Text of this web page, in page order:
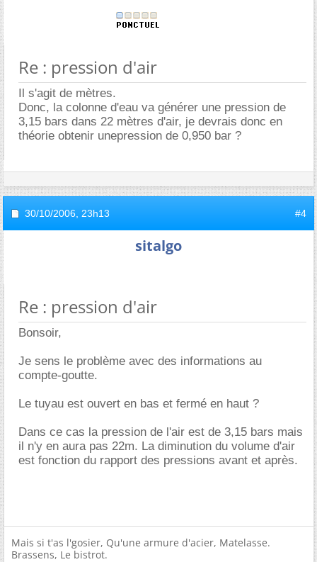
Re : pression d'air
Il s'agit de mètres.
Donc, la colonne d'eau va générer une pression de
3,15 bars dans 22 mètres d'air, je devrais donc en
théorie obtenir unepression de 0,950 bar ?
30/10/2006, 23h13 #4
sitalgo
Re : pression d'air
Bonsoir,
Je sens le problème avec des informations au
compte-goutte.
Le tuyau est ouvert en bas et fermé en haut ?
Dans ce cas la pression de l'air est de 3,15 bars mais
il n'y en aura pas 22m. La diminution du volume d'air
est fonction du rapport des pressions avant et après.
Mais si t'as l'gosier, Qu'une armure d'acier, Matelasse.
Brassens, Le bistrot.